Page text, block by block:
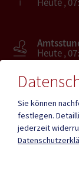
Heute ,
Quicklinks
Sie können
festlegen.
jederzeit